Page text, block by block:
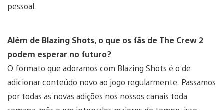
pessoal.
Além de Blazing Shots, o que os fãs de The Crew 2
podem esperar no futuro?
O formato que adoramos com Blazing Shots é o de
adicionar conteúdo novo ao jogo regularmente. Passamos
por todas as novas adições nos nossos canais toda